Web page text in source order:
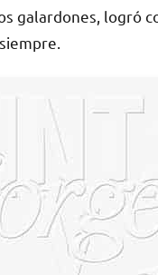
galardones, logró